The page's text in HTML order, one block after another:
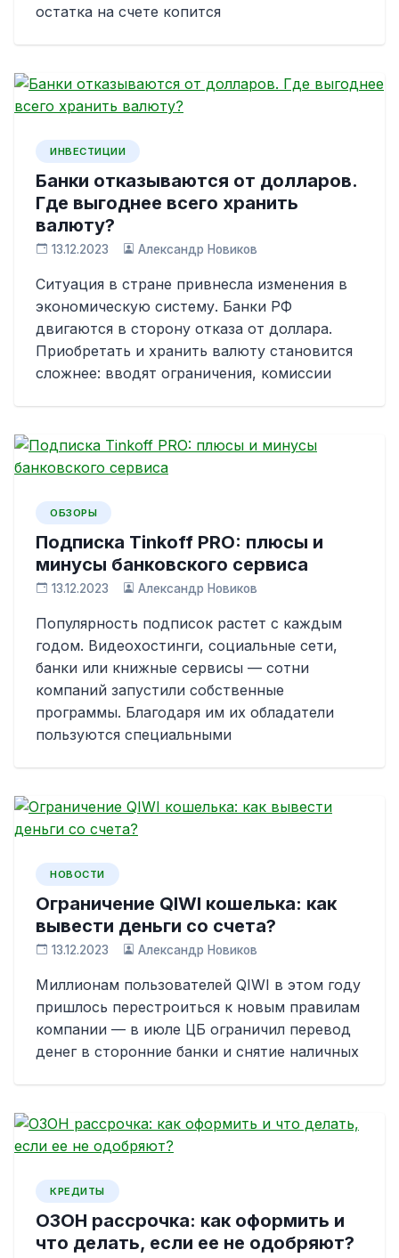
остатка на счете копится
ИНВЕСТИЦИИ
Банки отказываются от долларов.
Где выгоднее всего хранить
валюту?
13.12.2023 Александр Новиков
Ситуация в стране привнесла изменения в
экономическую систему. Банки РФ
двигаются в сторону отказа от доллара.
Приобретать и хранить валюту становится
сложнее: вводят ограничения, комиссии
ОБЗОРЫ
Подписка Tinkoff PRO: плюсы и
минусы банковского сервиса
13.12.2023 Александр Новиков
Популярность подписок растет с каждым
годом. Видеохостинги, социальные сети,
банки или книжные сервисы — сотни
компаний запустили собственные
программы. Благодаря им их обладатели
пользуются специальными
НОВОСТИ
Ограничение QIWI кошелька: как
вывести деньги со счета?
13.12.2023 Александр Новиков
Миллионам пользователей QIWI в этом году
пришлось перестроиться к новым правилам
компании — в июле ЦБ ограничил перевод
денег в сторонние банки и снятие наличных
КРЕДИТЫ
ОЗОН рассрочка: как оформить и
что делать, если ее не одобряют?